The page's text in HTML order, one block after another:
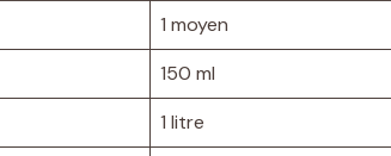
1 moyen
150 ml
1 litre